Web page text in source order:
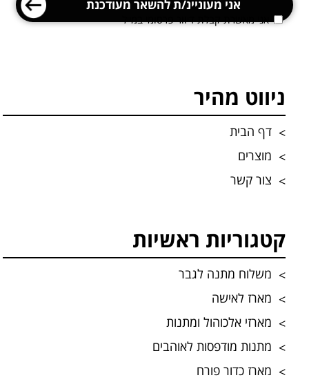
אני מאשרת קבלת דיוור פרסומי במייל
ניווט מהיר
דף הבית
מוצרים
צור קשר
קטגוריות ראשיות
משלוח מתנה לגבר
מארז לאישה
מארזי אלכוהול ומתנות
מתנות מודפסות לאוהבים
מארז כדור פורח